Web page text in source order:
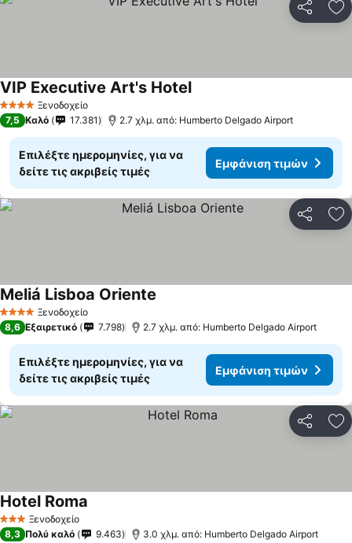
4 ΑστέριαΞενοδοχείο
VIP Executive Art's HotelΕμφάνιση τιμών
7,5 Καλό 17.381 2.7 χλμ. από: Humberto Delgado Airport
Επιλέξτε ημερομηνίες, για να
δείτε τις ακριβείς τιμές
Εμφάνιση τιμών
4 ΑστέριαΞενοδοχείο
Meliá Lisboa Oriente
8,6 Εξαιρετικό 7.798 2.7 χλμ. από: Humberto Delgado Airport
Επιλέξτε ημερομηνίες, για να
δείτε τις ακριβείς τιμές
Εμφάνιση τιμών
3 ΑστέριαΞενοδοχείο
Hotel Roma
8,3 Πολύ καλό 9.463 3.0 χλμ. από: Humberto Delgado Airport